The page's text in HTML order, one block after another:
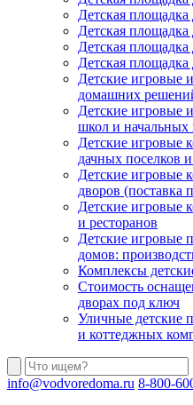
Детская площадка
Детская
Детская площадка
Детская площадка
Детские игровые
домашних
Детские игровые
школ и начальных
Детские игровые
дачных поселков
Детские игровые
дворов (поставка
Детские игровые
и ресторанов
Детские игровые
домов:
Комплексы
Стоимость
дворах под ключ
Уличные детские
и коттеджных
info@vodvoredoma.ru 8-800-